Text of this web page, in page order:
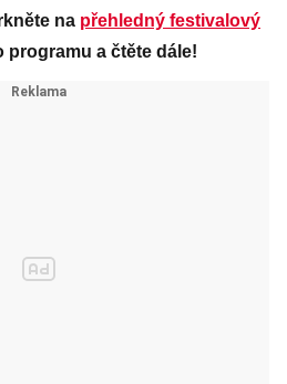
na přehledný festivalový
a čtěte dále!